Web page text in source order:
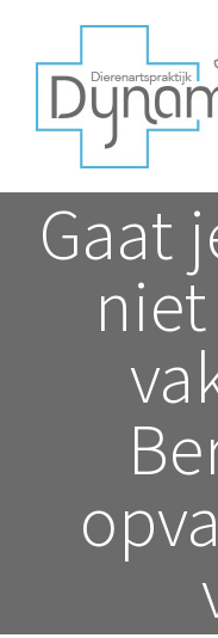
content
Gaat